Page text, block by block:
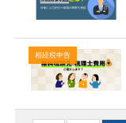
相続税申告